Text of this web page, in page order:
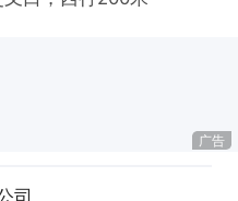
广告